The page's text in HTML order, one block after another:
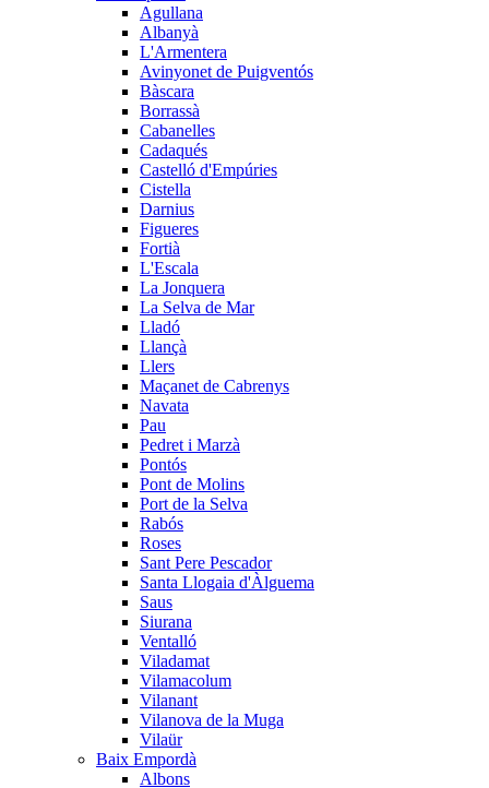
Agullana
Albanyà
L'Armentera
Avinyonet de Puigventós
Bàscara
Borrassà
Cabanelles
Cadaqués
Castelló d'Empúries
Cistella
Darnius
Figueres
Fortià
L'Escala
La Jonquera
La Selva de Mar
Lladó
Llançà
Llers
Maçanet de Cabrenys
Navata
Pau
Pedret i Marzà
Pontós
Pont de Molins
Port de la Selva
Rabós
Roses
Sant Pere Pescador
Santa Llogaia d'Àlguema
Saus
Siurana
Ventalló
Viladamat
Vilamacolum
Vilanant
Vilanova de la Muga
Vilaür
Baix Empordà
Albons